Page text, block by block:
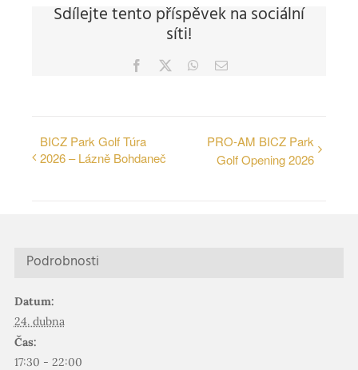
Sdílejte tento příspěvek na sociální
síti!
Facebook WhatsApp
E-
BICZ Park Golf Túra
2026 – Lázně Bohdaneč
PRO-AM BICZ Park
Golf Opening 2026
Podrobnosti
Datum:
24. dubna
Čas:
17:30 - 22:00